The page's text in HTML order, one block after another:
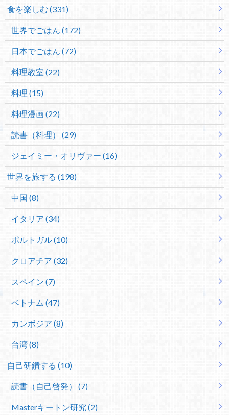
食を楽しむ (331)
世界でごはん (172)
日本でごはん (72)
料理教室 (22)
料理 (15)
料理漫画 (22)
読書（料理） (29)
ジェイミー・オリヴァー (16)
世界を旅する (198)
中国 (8)
イタリア (34)
ポルトガル (10)
クロアチア (32)
スペイン (7)
ベトナム (47)
カンボジア (8)
台湾 (8)
自己研鑽する (10)
読書（自己啓発） (7)
Masterキートン研究 (2)